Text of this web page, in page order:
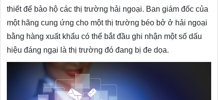
thiết để bảo hộ các thị trường hải ngoại. Ban giám đốc của
một hãng cung ứng cho một thị trường béo bở ở hải ngoại
bằng hàng xuất khẩu có thể bắt đầu ghi nhận một số dấu
hiệu đáng ngại là thị trường đó đang bị đe dọa.